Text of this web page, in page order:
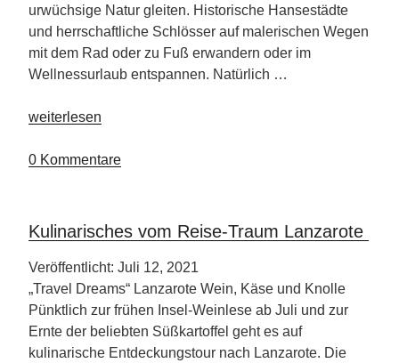
urwüchsige Natur gleiten. Historische Hansestädte
und herrschaftliche Schlösser auf malerischen Wegen
mit dem Rad oder zu Fuß erwandern oder im
Wellnessurlaub entspannen. Natürlich …
„2022
Mecklenburg-
facettenreiches
Programm“
weiterlesen
0 Kommentare
Kulinarisches vom Reise-Traum Lanzarote
Veröffentlicht: Juli 12, 2021
„Travel Dreams“ Lanzarote Wein, Käse und Knolle
Pünktlich zur frühen Insel-Weinlese ab Juli und zur
Ernte der beliebten Süßkartoffel geht es auf
kulinarische Entdeckungstour nach Lanzarote. Die